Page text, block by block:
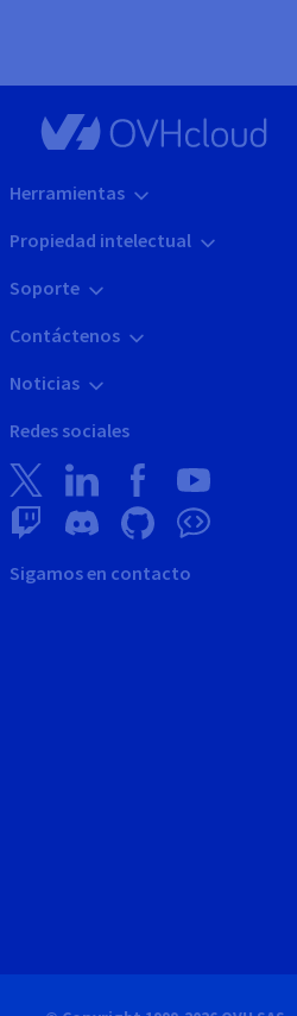
Herramientas
Propiedad intelectual
Soporte
Contáctenos
Noticias
Redes sociales
Sigamos en contacto